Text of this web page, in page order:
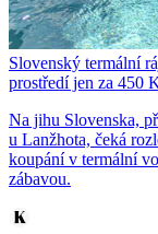
Slovenský termální
prostředí jen za 450
Na jihu Slovenska,
u Lanžhota, čeká
koupání v termální
zábavou.